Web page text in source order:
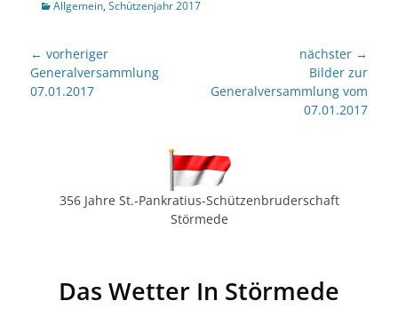
Kategorien
Allgemein, Schützenjahr 2017
Beitragsnavigation
← vorheriger
Vorheriger
Beitrag:
Generalversammlung
07.01.2017
nächster →
Beitrag:
Bilder zur
Generalversammlung vom
07.01.2017
356 Jahre St.-Pankratius-Schützenbruderschaft
Störmede
Das Wetter In Störmede